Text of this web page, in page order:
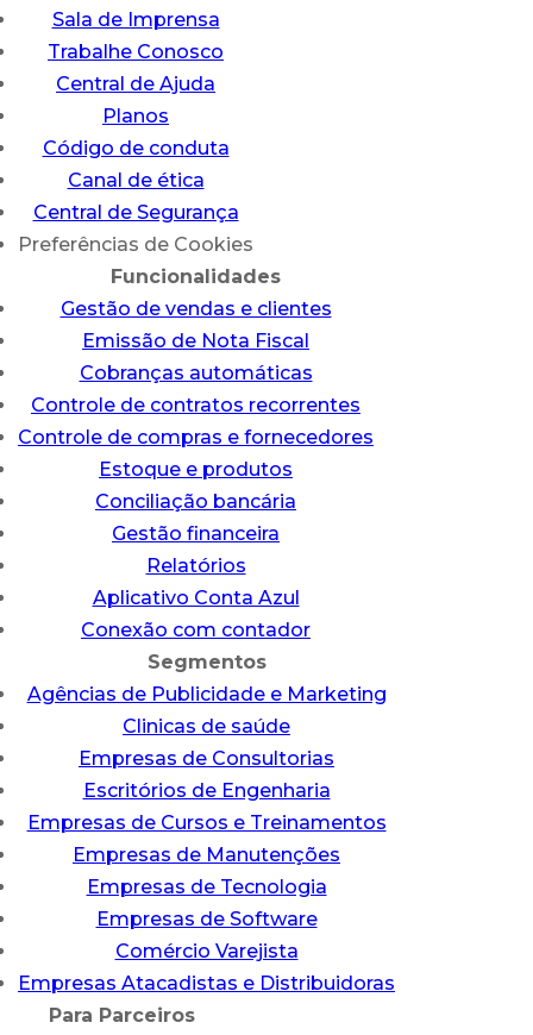
Sala de Imprensa
Trabalhe Conosco
Central de Ajuda
Planos
Código de conduta
Canal de ética
Central de Segurança
Preferências de Cookies
Funcionalidades
Gestão de vendas e clientes
Emissão de Nota Fiscal
Cobranças automáticas
Controle de contratos recorrentes
Controle de compras e fornecedores
Estoque e produtos
Conciliação bancária
Gestão financeira
Relatórios
Aplicativo Conta Azul
Conexão com contador
Segmentos
Agências de Publicidade e Marketing
Clinicas de saúde
Empresas de Consultorias
Escritórios de Engenharia
Empresas de Cursos e Treinamentos
Empresas de Manutenções
Empresas de Tecnologia
Empresas de Software
Comércio Varejista
Empresas Atacadistas e Distribuidoras
Para Parceiros